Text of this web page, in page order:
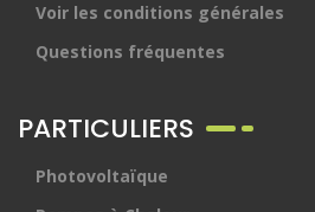
Voir les conditions générales
Questions fréquentes
PARTICULIERS
Photovoltaïque